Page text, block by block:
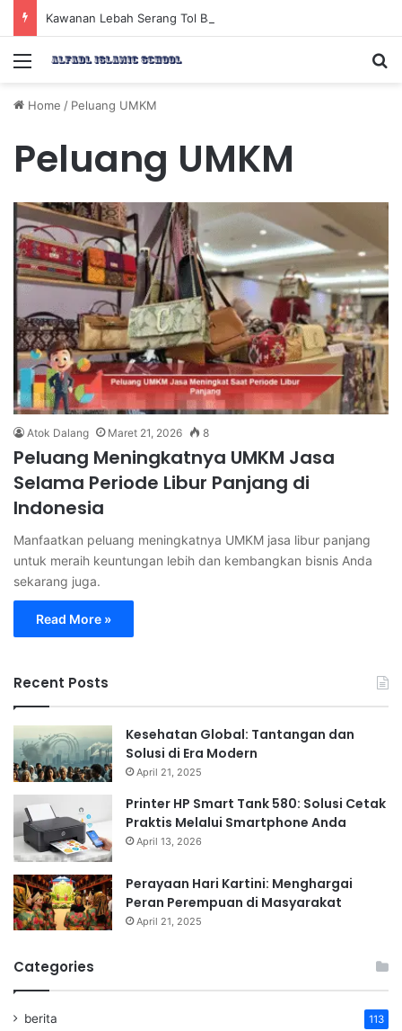
Menu
Home / Peluang UMKM
Peluang UMKM
Atok Dalang Maret 21, 2026 8
Peluang Meningkatnya UMKM Jasa
Selama Periode Libur Panjang di
Indonesia
Manfaatkan peluang meningkatnya UMKM jasa libur panjang
untuk meraih keuntungan lebih dan kembangkan bisnis Anda
sekarang juga.
Read More »
Recent Posts
Kesehatan Global: Tantangan dan
Solusi di Era Modern
April 21, 2025
Printer HP Smart Tank 580: Solusi Cetak
Praktis Melalui Smartphone Anda
April 13, 2026
Perayaan Hari Kartini: Menghargai
Peran Perempuan di Masyarakat
April 21, 2025
Categories
berita 113